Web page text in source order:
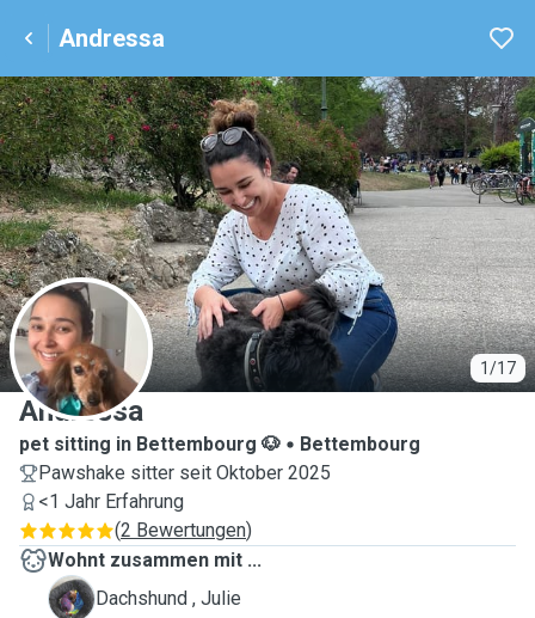
Andressa
1/17
A
Andressa
pet sitting in Bettembourg 🐶
Bettembourg
Pawshake sitter seit Oktober 2025
<1 Jahr Erfahrung
(2 Bewertungen)
Wohnt zusammen mit ...
J
Dachshund , Julie